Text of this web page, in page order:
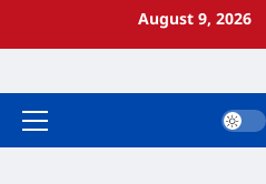
August 9, 2026
Primary